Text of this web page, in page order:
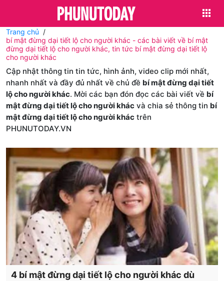
Trang chủ
bí mật đừng dại tiết lộ cho người khác - các bài viết về bí mật
đừng dại tiết lộ cho người khác, tin tức bí mật đừng dại tiết lộ
cho người khác
Cập nhật thông tin tin tức, hình ảnh, video clip mới nhất,
nhanh nhất và đầy đủ nhất về chủ đề bí mật đừng dại tiết
lộ cho người khác. Mời các bạn đón đọc các bài viết về bí
mật đừng dại tiết lộ cho người khác và chia sẻ thông tin bí
mật đừng dại tiết lộ cho người khác trên
PHUNUTODAY.VN
4 bí mật đừng dại tiết lộ cho người khác dù